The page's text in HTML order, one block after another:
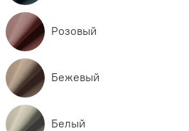
Розовый
Бежевый
Белый